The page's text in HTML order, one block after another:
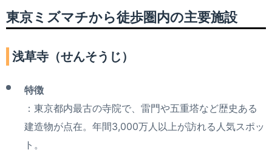
東京ミズマチから徒歩圏内の主要施設
浅草寺（せんそうじ）
特徴
：東京都内最古の寺院で、雷門や五重塔など歴史ある
建造物が点在。年間3,000万人以上が訪れる人気スポッ
ト。